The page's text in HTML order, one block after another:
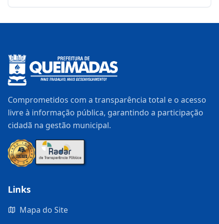
Comprometidos com a transparência total e o acesso
livre à informação pública, garantindo a participação
cidadã na gestão municipal.
Links
Mapa do Site